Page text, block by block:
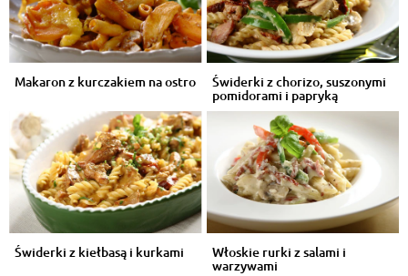
Makaron z kurczakiem na ostro Świderki z chorizo, suszonymi
pomidorami i papryką
Świderki z kiełbasą i kurkami Włoskie rurki z salami i
warzywami